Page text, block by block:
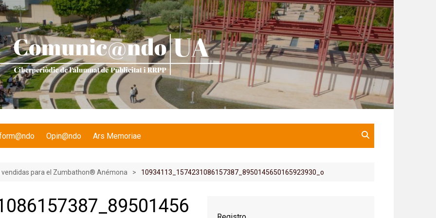
Opin@ndo Ars Memoriae
vendidas para el Zumbathon® Anémona 10934113_1574231086157387_8950145650165923930_o